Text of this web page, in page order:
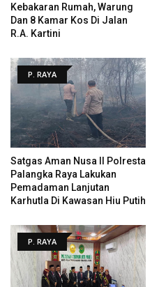
Kebakaran Rumah, Warung
Dan 8 Kamar Kos Di Jalan
R.A. Kartini
P. RAYA
Satgas Aman Nusa II Polresta
Palangka Raya Lakukan
Pemadaman Lanjutan
Karhutla Di Kawasan Hiu Putih
P. RAYA